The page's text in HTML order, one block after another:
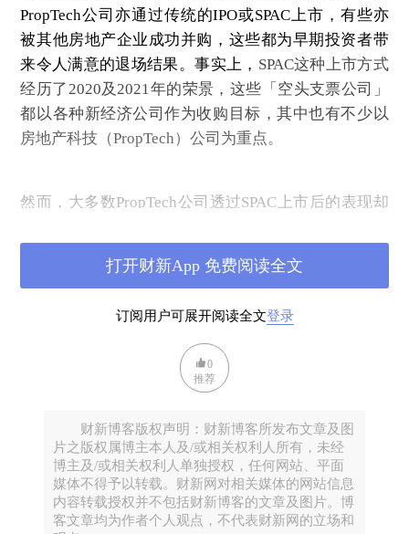
PropTech公司亦通过传统的IPO或SPAC上市，有些亦
被其他房地产企业成功并购，这些都为早期投资者带
来令人满意的退场结果。事实上， SPAC这种上市方式
经历了2020及2021年的荣景，这些「空头支票公司」
都以各种新经济公司作为收购目标，其中也有不少以
房地产科技（PropTech）公司为重点。
然而，大多数PropTech公司透过SPAC上市后的表现却
笔者某程度上认为，或许具质素的PropTech公司确实
由盈转亏 3 亿美元后，因通过 Zoom 裁员 900 人而成
为头条新闻，此后一直推迟通过SPAC计划进行IPO；
另外，在线房地产交易平台 Zillow 在 3年半内亏损近
Knock 最近取消了通过 SPAC 上市的计划，并解雇了
大约一半的员工；建筑科技（ConTech）的独角兽公司
Katerra 在筹集了近 20 亿美元后更申请破产。
订阅用户可展开阅读全文登录
打开财新App 免费阅读全文
0
推荐
财新博客版权声明：财新博客所发布文章及图
片之版权属博主本人及/或相关权利人所有，未经
博主及/或相关权利人单独授权，任何网站、平面
媒体不得予以转载。财新网对相关媒体的网站信息
内容转载授权并不包括财新博客的文章及图片。博
客文章均为作者个人观点，不代表财新网的立场和